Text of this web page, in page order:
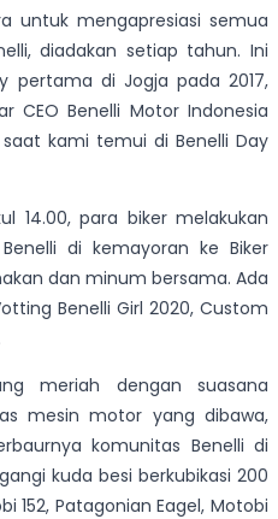
untuk mengapresiasi semua
diadakan setiap tahun. Ini
pertama di Jogja pada 2017,
CEO Benelli Motor Indonesia
kami temui di Benelli Day
14.00, para biker melakukan
di kemayoran ke Biker
dan minum bersama. Ada
Benelli Girl 2020, Custom
meriah dengan suasana
mesin motor yang dibawa,
komunitas Benelli di
kuda besi berkubikasi 200
152, Patagonian Eagel, Motobi